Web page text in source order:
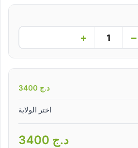
−
+
د.ج
اختر الولاية
د.ج